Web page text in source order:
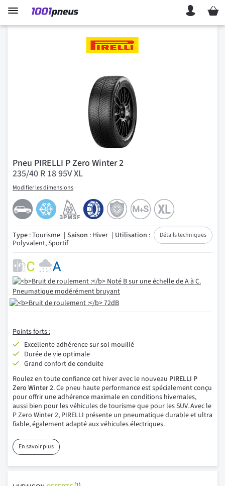
Mon
Pneu PIRELLI P Zero Winter 2
235/40 R 18 95V XL
Modifier les dimensions
Détails techniques
Type : Tourisme Saison : Hiver Utilisation :
Polyvalent, Sportif
Points forts :
Excellente adhérence sur sol mouillé
Durée de vie optimale
Grand confort de conduite
Roulez en toute confiance cet hiver avec le nouveau PIRELLI P
Zero Winter 2. Ce pneu haute performance est spécialement conçu
pour offrir une adhérence maximale en conditions hivernales,
aussi bien pour les véhicules de tourisme que pour les SUV. Avec le
P Zero Winter 2, PIRELLI présente un pneumatique durable et ultra
fiable, également adapté aux véhicules électriques.
En savoir plus